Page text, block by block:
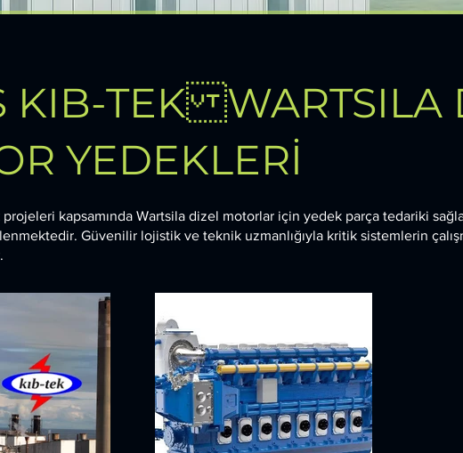
KIB-TEK WARTSILA
YEDEKLERİ
projeleri kapsamında Wartsila dizel motorlar için yedek parça tedariki
Güvenilir lojistik ve teknik uzmanlığıyla kritik sistemlerin